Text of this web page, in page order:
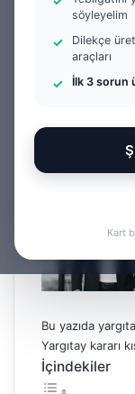
söyleyelim
Dilekçe
araçları
İlk 3 sorun
Kart
Bu yazıda
Yargıtay kararı
İçindekiler